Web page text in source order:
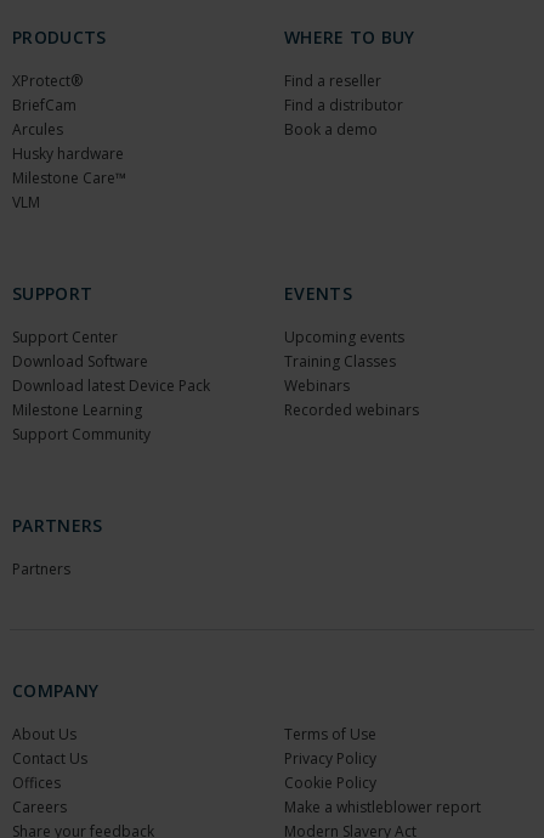
PRODUCTS
XProtect®
BriefCam
Arcules
Husky hardware
Milestone Care™
VLM
WHERE TO BUY
Find a reseller
Find a distributor
Book a demo
SUPPORT
Support Center
Download Software
Download latest Device Pack
Milestone Learning
Support Community
EVENTS
Upcoming events
Training Classes
Webinars
Recorded webinars
PARTNERS
Partners
COMPANY
About Us
Contact Us
Offices
Careers
Share your feedback
Terms of Use
Privacy Policy
Cookie Policy
Make a whistleblower report
Modern Slavery Act